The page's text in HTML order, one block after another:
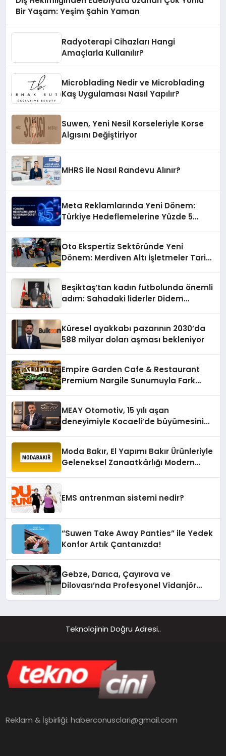
Bir Yaşam: Yeşim Şahin Yaman
Radyoterapi Cihazları Hangi
Amaçlarla Kullanılır?
Microblading Nedir ve Microblading
Kaş Uygulaması Nasıl Yapılır?
Suwen, Yeni Nesil Korseleriyle Korse
Algısını Değiştiriyor
MHRS ile Nasıl Randevu Alınır?
Meta Reklamlarında Yeni Dönem:
Türkiye Hedeflemelerine Yüzde 5
Oto Ekspertiz Sektöründe Yeni
Dönem: Merdiven Altı İşletmeler Tarih
Beşiktaş’tan kadın futbolunda önemli
adım: Sahadaki liderler Didem
Küresel ayakkabı pazarının 2030’da
588 milyar doları aşması bekleniyor
Empire Garden Cafe & Restaurant
Premium Nargile Sunumuyla Fark
MEAY Otomotiv, 15 yılı aşan
deneyimiyle Kocaeli’de büyümesini
Moda Bakır, El Yapımı Bakır Ürünleriyle
Geleneksel Zanaatkârlığı Modern
EMS antrenman sistemi nedir?
“Suwen Take Away Panties” ile Yedek
Konfor Artık Çantanızda!
Gebze, Darıca, Çayırova ve
Dilovası’nda Profesyonel Vidanjör
Teknolojinin Doğru Adresi..
Reklam & İşbirliği:haberconusclari@gmail.com